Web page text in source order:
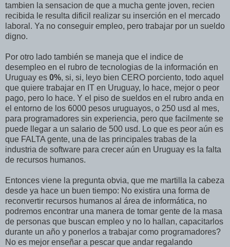
tambien la sensacion de que a mucha gente joven, recien
recibida le resulta dificil realizar su inserción en el mercado
laboral. Ya no conseguir empleo, pero trabajar por un sueldo
digno.
Por otro lado también se maneja que el indice de
desempleo en el rubro de tecnologias de la información en
Uruguay es 0%, si, si, leyo bien CERO porciento, todo aquel
que quiere trabajar en IT en Uruguay, lo hace, mejor o peor
pago, pero lo hace. Y el piso de sueldos en el rubro anda en
el entorno de los 6000 pesos uruguayos, o 250 usd al mes,
para programadores sin experiencia, pero que facilmente se
puede llegar a un salario de 500 usd. Lo que es peor aún es
que FALTA gente, una de las principales trabas de la
industria de software para crecer aún en Uruguay es la falta
de recursos humanos.
Entonces viene la pregunta obvia, que me martilla la cabeza
desde ya hace un buen tiempo: No existira una forma de
reconvertir recursos humanos al área de informática, no
podremos encontrar una manera de tomar gente de la masa
de personas que buscan empleo y no lo hallan, capacitarlos
durante un año y ponerlos a trabajar como programadores?
No es mejor enseñar a pescar que andar regalando